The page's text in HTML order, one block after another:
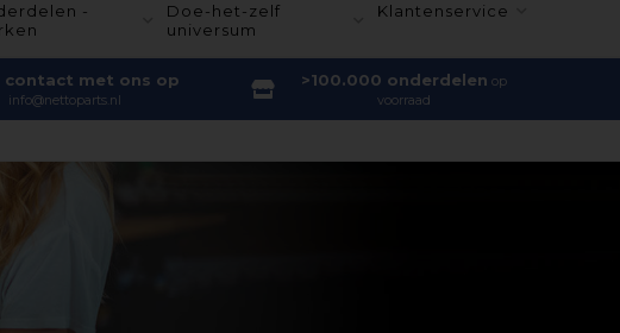
-
Doe-het-zelf
universum
Klantenservice
contact met ons op
info@nettoparts.nl
>100.000 onderdelen op
voorraad